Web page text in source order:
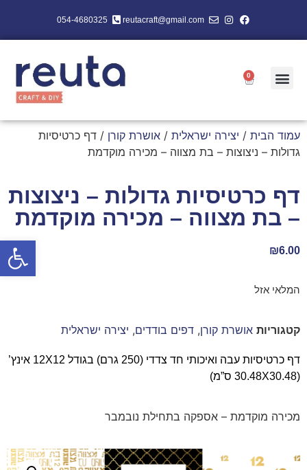
פתח
reutacraft@gmail.com
054-4680325
0
עמוד הבית / יצירה ישראלית / אושרת קורן / דף כרטיסיות
גדולות – ניצוצות – בת מצווה – מכירה מוקדמת
דף כרטיסיות גדולות – ניצוצות
– בת מצווה – מכירה מוקדמת
₪6.00
המלאי אזל
קטגוריות אושרת קורן, דפים בודדים, יצירה ישראלית
דף כרטיסיות עבה ואיכותי חד צדדי (250 גרם) בגודל 12X12 אינץ’
(30.48X30.48 ס”מ)
מכירה מוקדמת – אספקה בתחילת נובמבר